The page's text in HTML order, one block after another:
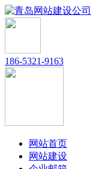
186-5321-9163
网站首页
网站建设